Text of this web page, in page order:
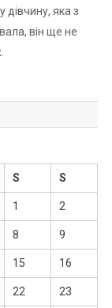
дівчину, яка з
він ще не
S S
1 2
8 9
15 16
22 23